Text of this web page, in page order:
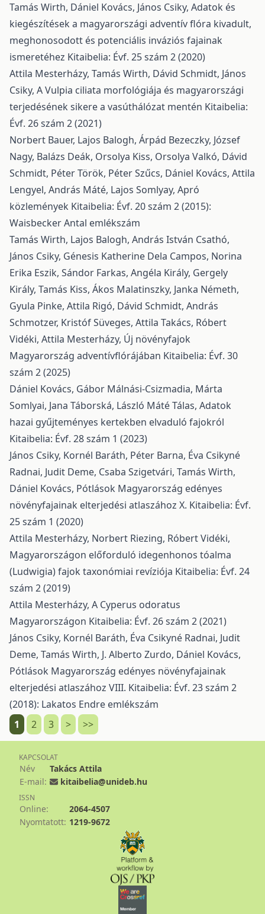
Tamás Wirth, Dániel Kovács, János Csiky, Adatok és
kiegészítések a magyarországi adventív flóra kivadult,
meghonosodott és potenciális inváziós fajainak
ismeretéhez Kitaibelia: Évf. 25 szám 2 (2020)
Attila Mesterházy, Tamás Wirth, Dávid Schmidt, János
Csiky, A Vulpia ciliata morfológiája és magyarországi
terjedésének sikere a vasúthálózat mentén Kitaibelia:
Évf. 26 szám 2 (2021)
Norbert Bauer, Lajos Balogh, Árpád Bezeczky, József
Nagy, Balázs Deák, Orsolya Kiss, Orsolya Valkó, Dávid
Schmidt, Péter Török, Péter Szűcs, Dániel Kovács, Attila
Lengyel, András Máté, Lajos Somlyay, Apró
közlemények Kitaibelia: Évf. 20 szám 2 (2015):
Waisbecker Antal emlékszám
Tamás Wirth, Lajos Balogh, András István Csathó,
János Csiky, Génesis Katherine Dela Campos, Norina
Erika Eszik, Sándor Farkas, Angéla Király, Gergely
Király, Tamás Kiss, Ákos Malatinszky, Janka Németh,
Gyula Pinke, Attila Rigó, Dávid Schmidt, András
Schmotzer, Kristóf Süveges, Attila Takács, Róbert
Vidéki, Attila Mesterházy, Új növényfajok
Magyarország adventívflórájában Kitaibelia: Évf. 30
szám 2 (2025)
Dániel Kovács, Gábor Málnási-Csizmadia, Márta
Somlyai, Jana Táborská, László Máté Tálas, Adatok
hazai gyűjteményes kertekben elvaduló fajokról
Kitaibelia: Évf. 28 szám 1 (2023)
János Csiky, Kornél Baráth, Péter Barna, Éva Csikyné
Radnai, Judit Deme, Csaba Szigetvári, Tamás Wirth,
Dániel Kovács, Pótlások Magyarország edényes
növényfajainak elterjedési atlaszához X. Kitaibelia: Évf.
25 szám 1 (2020)
Attila Mesterházy, Norbert Riezing, Róbert Vidéki,
Magyarországon előforduló idegenhonos tóalma
(Ludwigia) fajok taxonómiai revíziója Kitaibelia: Évf. 24
szám 2 (2019)
Attila Mesterházy, A Cyperus odoratus
Magyarországon Kitaibelia: Évf. 26 szám 2 (2021)
János Csiky, Kornél Baráth, Éva Csikyné Radnai, Judit
Deme, Tamás Wirth, J. Alberto Zurdo, Dániel Kovács,
Pótlások Magyarország edényes növényfajainak
elterjedési atlaszához VIII. Kitaibelia: Évf. 23 szám 2
(2018): Lakatos Endre emlékszám
1
2 3 > >>
KAPCSOLAT
Név
Takács Attila
E-mail:
kitaibelia@unideb.hu
ISSN
Online:
2064-4507
Nyomtatott: 1219-9672